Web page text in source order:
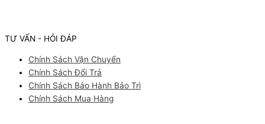
TƯ VẤN - HỎI ĐÁP
Chính Sách Vận Chuyển
Chính Sách Đổi Trả
Chính Sách Bảo Hành Bảo Trì
Chính Sách Mua Hàng